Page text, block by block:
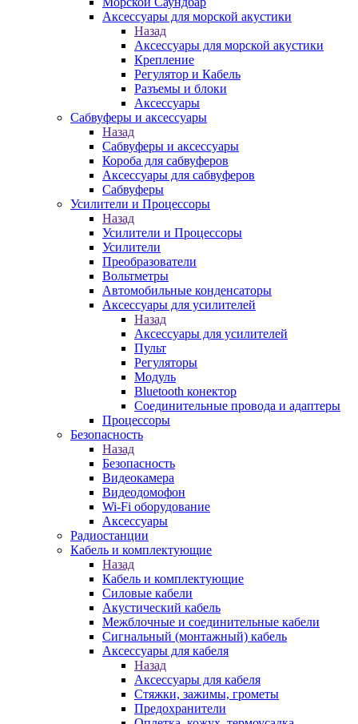
Аксессуары для морской акустики
Назад
Аксессуары для морской акустики
Крепление
Регулятор и Кабель
Разъемы и блоки
Аксессуары
Сабвуферы и аксессуары
Назад
Сабвуферы и аксессуары
Короба для сабвуферов
Аксессуары для сабвуферов
Сабвуферы
Усилители и Процессоры
Назад
Усилители и Процессоры
Усилители
Преобразователи
Вольтметры
Автомобильные конденсаторы
Аксессуары для усилителей
Назад
Аксессуары для усилителей
Пульт
Регуляторы
Модуль
Bluetooth конектор
Соединительные провода и адаптеры
Процессоры
Безопасность
Назад
Безопасность
Видеокамера
Видеодомофон
Wi-Fi оборудование
Аксессуары
Радиостанции
Кабель и комплектующие
Назад
Кабель и комплектующие
Силовые кабели
Акустический кабель
Межблочные и соединительные кабели
Сигнальный (монтажный) кабель
Аксессуары для кабеля
Назад
Аксессуары для кабеля
Стяжки, зажимы, грометы
Предохранители